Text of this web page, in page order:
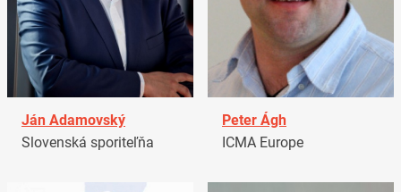
Ján Adamovský
Slovenská sporiteľňa
Peter Ágh
ICMA Europe